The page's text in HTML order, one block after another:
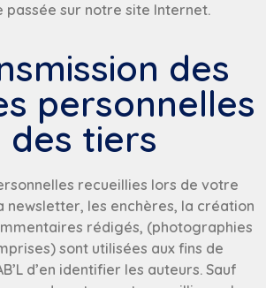
passée sur notre site Internet.
des
personnelles
des tiers
recueillies lors de votre
newsletter, les enchères, la création
rédigés, (photographies
sont utilisées aux fins de
d’en identifier les auteurs. Sauf